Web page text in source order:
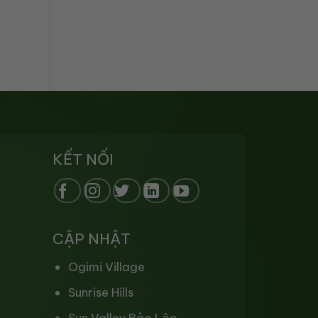
KẾT NỐI
CẬP NHẬT
Ogimi Village
Sunrise Hills